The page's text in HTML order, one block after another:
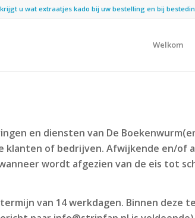
u wat extraatjes kado bij uw bestelling en bij
Welkom
en diensten van De
klanten of bedrijven. Afwijkende en/
wordt afgezien van de eis tot
van 14 werkdagen. Binnen deze